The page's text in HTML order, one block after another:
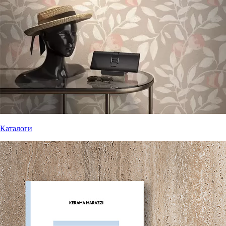
Каталоги